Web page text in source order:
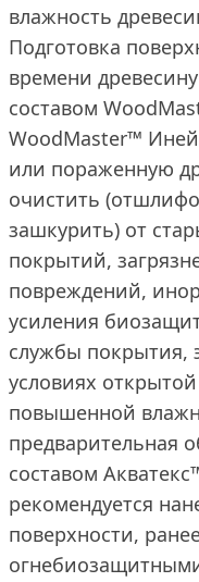
влажность
Подготовка
времени
составом
WoodMaster™
или пораженную
очистить
зашкурить) от
покрытий,
повреждений,
усиления
службы покрытия,
условиях
повышенной
предварительная
составом
рекомендуется
поверхности,